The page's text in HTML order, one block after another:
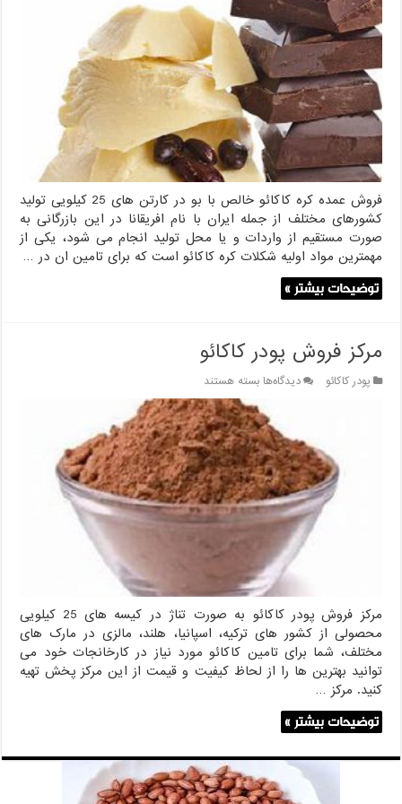
کره
کاکائو
خالص
با
بو
فروش عمده کره کاکائو خالص با بو در کارتن های 25 کیلویی تولید
کشورهای مختلف از جمله ایران با نام افریقانا در این بازرگانی به
صورت مستقیم از واردات و یا محل تولید انجام می شود، یکی از
مهمترین مواد اولیه شکلات کره کاکائو است که برای تامین ان در …
توضیحات بیشتر »
مرکز فروش پودر کاکائو
پودر کاکائو دیدگاه‌هابرای
مرکز
فروش
پودر
کاکائو
بسته هستند
مرکز فروش پودر کاکائو به صورت تناژ در کیسه های 25 کیلویی
محصولی از کشور های ترکیه، اسپانیا، هلند، مالزی در مارک های
مختلف، شما برای تامین کاکائو مورد نیاز در کارخانجات خود می
توانید بهترین ها را از لحاظ کیفیت و قیمت از این مرکز پخش تهیه
کنید. مرکز …
توضیحات بیشتر »